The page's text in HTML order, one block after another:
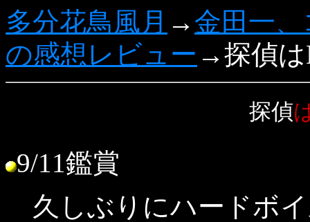
多分花鳥風月 → 金田一
の感想レビュー →探偵
探偵
9/11鑑賞
久しぶりにハードボ